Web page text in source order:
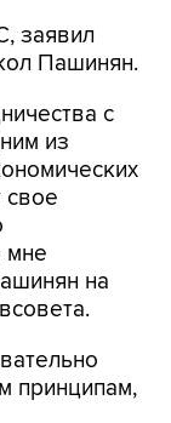
заявил
Пашинян.
с
из
свое
мне
на
принципам,